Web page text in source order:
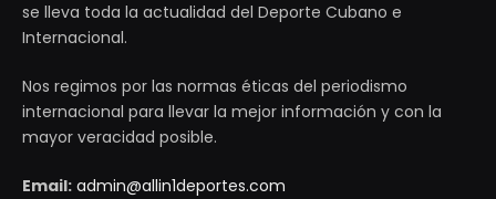
se lleva toda la actualidad del Deporte Cubano e
Internacional.
Nos regimos por las normas éticas del periodismo
internacional para llevar la mejor información y con la
mayor veracidad posible.
Email: admin@allin1deportes.com